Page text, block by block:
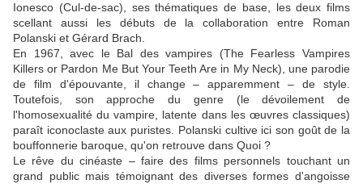
Ionesco (Cul-de-sac), ses thématiques de base, les deux films
scellant aussi les débuts de la collaboration entre Roman
Polanski et Gérard Brach.
En 1967, avec le Bal des vampires (The Fearless Vampires
Killers or Pardon Me But Your Teeth Are in My Neck), une parodie
de film d'épouvante, il change – apparemment – de style.
Toutefois, son approche du genre (le dévoilement de
l'homosexualité du vampire, latente dans les œuvres classiques)
paraît iconoclaste aux puristes. Polanski cultive ici son goût de la
bouffonnerie baroque, qu'on retrouve dans Quoi ?
Le rêve du cinéaste – faire des films personnels touchant un
grand public mais témoignant des diverses formes d'angoisse